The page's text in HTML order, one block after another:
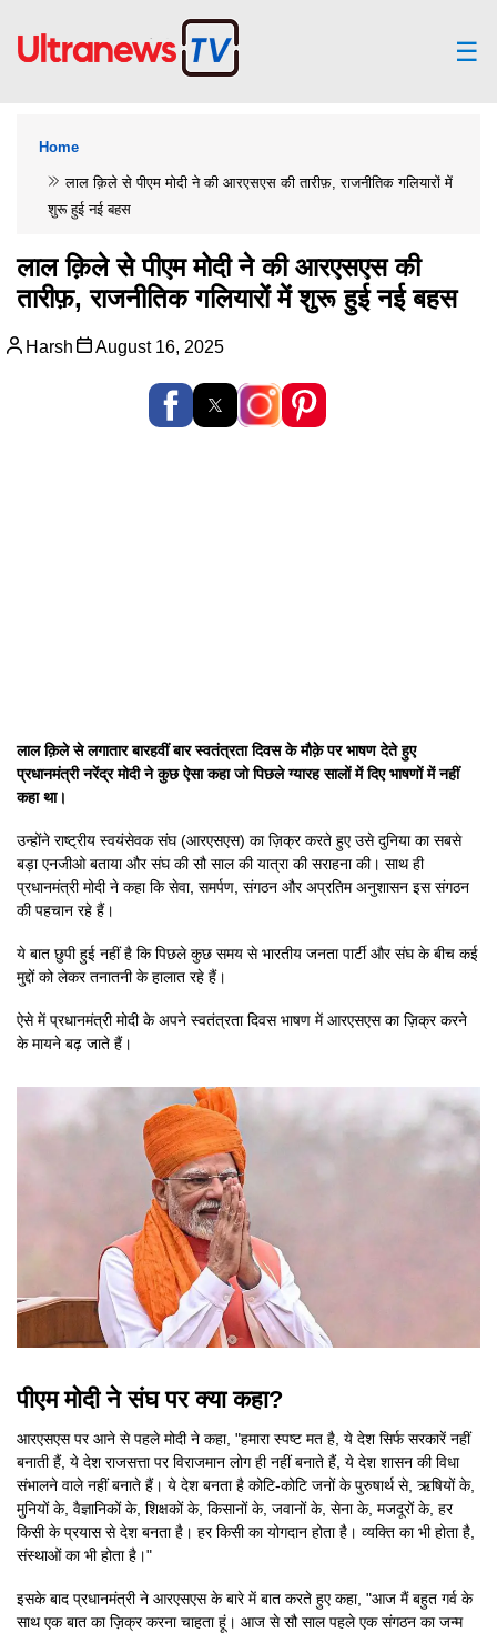
☰
Home
लाल क़िले से पीएम मोदी ने की आरएसएस की तारीफ़, राजनीतिक गलियारों में
शुरू हुई नई बहस
लाल क़िले से पीएम मोदी ने की आरएसएस की
तारीफ़, राजनीतिक गलियारों में शुरू हुई नई बहस
Harsh August 16, 2025
लाल क़िले से लगातार बारहवीं बार स्वतंत्रता दिवस के मौक़े पर भाषण देते हुए
प्रधानमंत्री नरेंद्र मोदी ने कुछ ऐसा कहा जो पिछले ग्यारह सालों में दिए भाषणों में नहीं
कहा था।
उन्होंने राष्ट्रीय स्वयंसेवक संघ (आरएसएस) का ज़िक्र करते हुए उसे दुनिया का सबसे
बड़ा एनजीओ बताया और संघ की सौ साल की यात्रा की सराहना की। साथ ही
प्रधानमंत्री मोदी ने कहा कि सेवा, समर्पण, संगठन और अप्रतिम अनुशासन इस संगठन
की पहचान रहे हैं।
ये बात छुपी हुई नहीं है कि पिछले कुछ समय से भारतीय जनता पार्टी और संघ के बीच कई
मुद्दों को लेकर तनातनी के हालात रहे हैं।
ऐसे में प्रधानमंत्री मोदी के अपने स्वतंत्रता दिवस भाषण में आरएसएस का ज़िक्र करने
के मायने बढ़ जाते हैं।
पीएम मोदी ने संघ पर क्या कहा?
आरएसएस पर आने से पहले मोदी ने कहा, "हमारा स्पष्ट मत है, ये देश सिर्फ सरकारें नहीं
बनाती हैं, ये देश राजसत्ता पर विराजमान लोग ही नहीं बनाते हैं, ये देश शासन की विधा
संभालने वाले नहीं बनाते हैं। ये देश बनता है कोटि-कोटि जनों के पुरुषार्थ से, ऋषियों के,
मुनियों के, वैज्ञानिकों के, शिक्षकों के, किसानों के, जवानों के, सेना के, मजदूरों के, हर
किसी के प्रयास से देश बनता है। हर किसी का योगदान होता है। व्यक्ति का भी होता है,
संस्थाओं का भी होता है।"
इसके बाद प्रधानमंत्री ने आरएसएस के बारे में बात करते हुए कहा, "आज मैं बहुत गर्व के
साथ एक बात का ज़िक्र करना चाहता हूं। आज से सौ साल पहले एक संगठन का जन्म